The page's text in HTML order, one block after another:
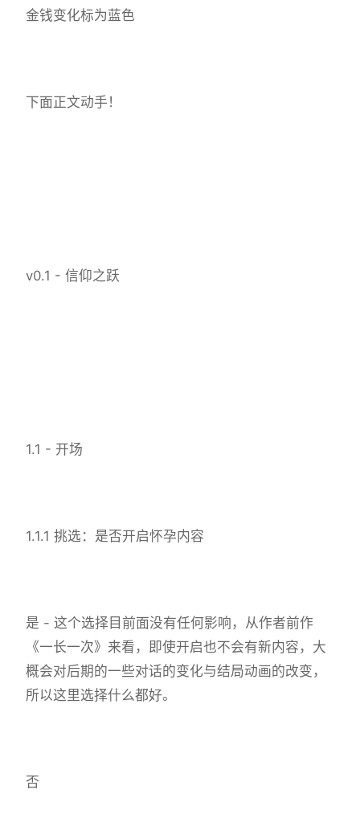
金钱变化标为蓝色
下面正文动手！
v0.1 - 信仰之跃
1.1 - 开场
1.1.1 挑选：是否开启怀孕内容
是 - 这个选择目前面没有任何影响，从作者前作
《一长一次》来看，即使开启也不会有新内容，大
概会对后期的一些对话的变化与结局动画的改变，
所以这里选择什么都好。
否